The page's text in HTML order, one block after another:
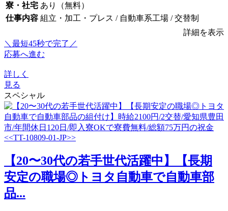
寮・社宅 あり（無料）
仕事内容 組立・加工・プレス / 自動車系工場 / 交替制
詳細を表示
＼最短45秒で完了／
応募へ進む
詳しく
見る
スペシャル
【20〜30代の若手世代活躍中】【長期
安定の職場◎トヨタ自動車で自動車部
品...